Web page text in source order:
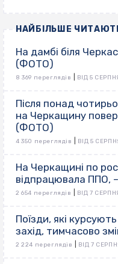
НАЙБІЛЬШЕ
На дамбі біля
(ФОТО)
8 369 переглядів ВІД 5
Після понад
на Черкащину
(ФОТО)
4 350 переглядів ВІД 5
На Черкащині по
відпрацювала ППО,
2 654 переглядів ВІД 7
Поїзди, які
захід, тимчасово
2 224 переглядів ВІД 7